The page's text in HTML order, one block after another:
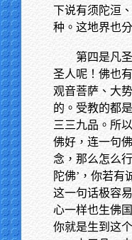
下说有须陀洹
种。这地界也
第四是凡
圣人呢！佛也
观音菩萨、大
的。受教的都
三三九品。所
佛好，连一句
念，那么怎么
陀佛’，你若有
这一句话极容
心一样也生佛
你就是生到这